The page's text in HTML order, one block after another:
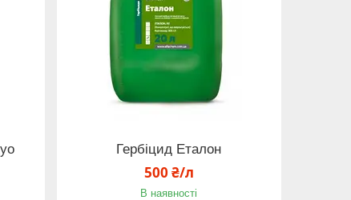
Гербіцид Еталон
500 ₴/л
В наявності